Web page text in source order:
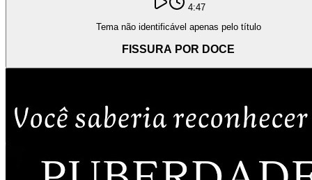
4:47
Tema não identificável apenas pelo título
FISSURA POR DOCE